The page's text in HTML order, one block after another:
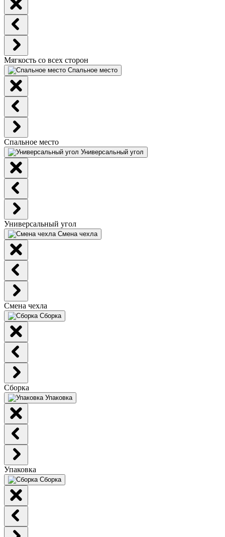
Мягкость со всех сторон
Спальное место
Спальное место
Универсальный угол
Универсальный угол
Смена чехла
Смена чехла
Сборка
Сборка
Упаковка
Упаковка
Сборка